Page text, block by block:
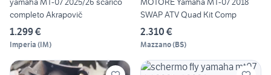
completo Akrapovič
1.299 €
Imperia (IM)
SWAP ATV Quad Kit Comp
2.310 €
Mazzano(BS)